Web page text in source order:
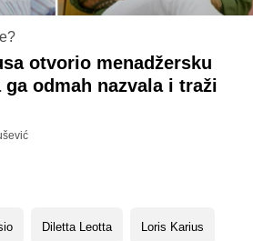
otvorio menadžersku
odmah nazvala i traži
Diletta Leotta Loris Karius